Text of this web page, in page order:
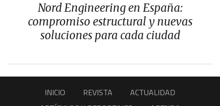
Nord Engineering en España:
compromiso estructural y nuevas
soluciones para cada ciudad
INICIO REVISTA
ACTUALIDAD